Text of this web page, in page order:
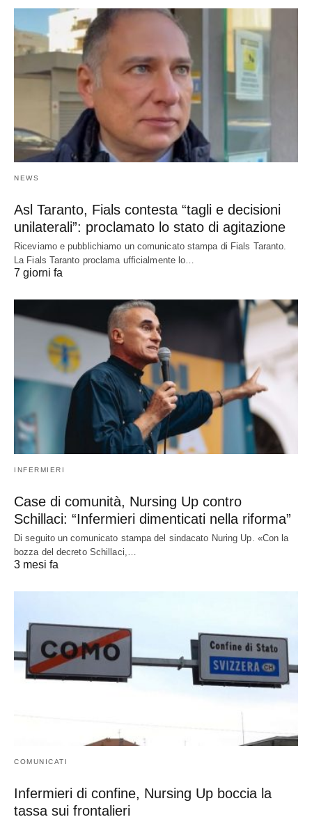
NEWS
Asl Taranto, Fials contesta “tagli e decisioni
unilaterali”: proclamato lo stato di agitazione
Riceviamo e pubblichiamo un comunicato stampa di Fials Taranto.
La Fials Taranto proclama ufficialmente lo…
7 giorni fa
INFERMIERI
Case di comunità, Nursing Up contro
Schillaci: “Infermieri dimenticati nella riforma”
Di seguito un comunicato stampa del sindacato Nuring Up. «Con la
bozza del decreto Schillaci,…
3 mesi fa
COMUNICATI
Infermieri di confine, Nursing Up boccia la
tassa sui frontalieri